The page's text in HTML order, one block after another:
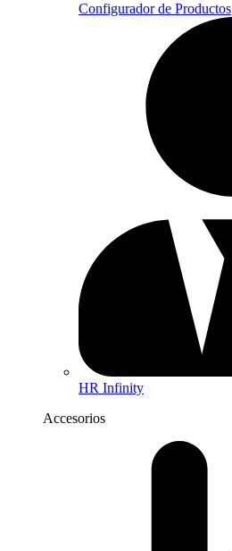
Configurador de Productos
HR Infinity
Accesorios